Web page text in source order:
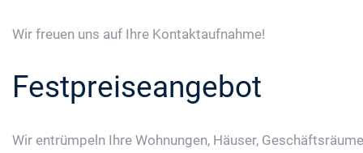
Wir freuen uns auf Ihre Kontaktaufnahme!
Festpreiseangebot
Wir entrümpeln Ihre Wohnungen, Häuser,